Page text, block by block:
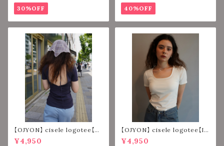
30%OFF 40%OFF
【OJYON】 cisele logotee【N
AVY】
¥4,950
【OJYON】 cisele logotee【IV
ORY】
¥4,950